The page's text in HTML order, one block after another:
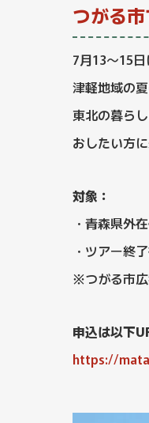
つがる
7月13～15
津軽地域の
東北の暮ら
おしたい方
対象：
・青森県外
・ツアー終
※つがる市広
申込は以下
https://